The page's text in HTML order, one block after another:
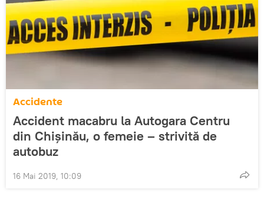
Accidente
Accident macabru la Autogara Centru
din Chișinău, o femeie – strivită de
autobuz
16 Mai 2019, 10:09